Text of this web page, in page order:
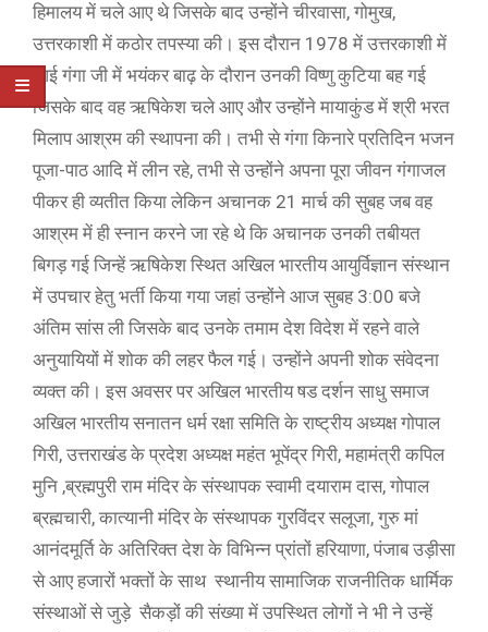
हिमालय में चले आए थे जिसके बाद उन्होंने चीरवासा, गोमुख,
उत्तरकाशी में कठोर तपस्या की। इस दौरान 1978 में उत्तरकाशी में
आई गंगा जी में भयंकर बाढ़ के दौरान उनकी विष्णु कुटिया बह गई
जिसके बाद वह ऋषिकेश चले आए और उन्होंने मायाकुंड में श्री भरत
मिलाप आश्रम की स्थापना की। तभी से गंगा किनारे प्रतिदिन भजन
पूजा-पाठ आदि में लीन रहे, तभी से उन्होंने अपना पूरा जीवन गंगाजल
पीकर ही व्यतीत किया लेकिन अचानक 21 मार्च की सुबह जब वह
आश्रम में ही स्नान करने जा रहे थे कि अचानक उनकी तबीयत
बिगड़ गई जिन्हें ऋषिकेश स्थित अखिल भारतीय आयुर्विज्ञान संस्थान
में उपचार हेतु भर्ती किया गया जहां उन्होंने आज सुबह 3:00 बजे
अंतिम सांस ली जिसके बाद उनके तमाम देश विदेश में रहने वाले
अनुयायियों में शोक की लहर फैल गई। उन्होंने अपनी शोक संवेदना
व्यक्त की। इस अवसर पर अखिल भारतीय षड दर्शन साधु समाज
अखिल भारतीय सनातन धर्म रक्षा समिति के राष्ट्रीय अध्यक्ष गोपाल
गिरी, उत्तराखंड के प्रदेश अध्यक्ष महंत भूपेंद्र गिरी, महामंत्री कपिल
मुनि ,ब्रह्मपुरी राम मंदिर के संस्थापक स्वामी दयाराम दास, गोपाल
ब्रह्मचारी, कात्यानी मंदिर के संस्थापक गुरविंदर सलूजा, गुरु मां
आनंदमूर्ति के अतिरिक्त देश के विभिन्न प्रांतों हरियाणा, पंजाब उड़ीसा
से आए हजारों भक्तों के साथ स्थानीय सामाजिक राजनीतिक धार्मिक
संस्थाओं से जुड़े सैकड़ों की संख्या में उपस्थित लोगों ने भी ने उन्हें